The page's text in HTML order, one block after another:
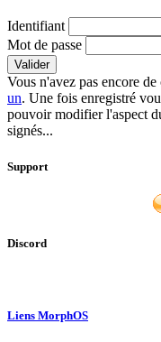
Identifiant
Mot de passe
Valider
Vous n'avez pas encore
un. Une fois enregistré
pouvoir modifier l'aspect
signés...
Support
Discord
Liens MorphOS